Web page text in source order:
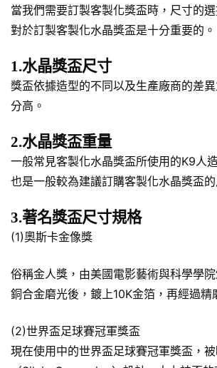
當我們需要訂製客製化獎盃時，尺寸的
對於訂製客製化水晶獎盃是十分重要的。
1.水晶獎盃尺寸
獎盃依據造型的不同以及生產廠商的差
分高。
2.水晶獎盃重量
一般常見客製化水晶獎盃所使用的K9人
也是一般較為建議訂購客製化水晶獎盃
3.著名獎盃尺寸規格
(1)奧斯卡金像獎
俗稱金人獎，由美國電影藝術與科學學
銅合金磨光後，鍍上10K金箔，再經過
(2)世界盃足球賽冠軍獎盃
現在使用中的世界盃足球賽冠軍獎盃，